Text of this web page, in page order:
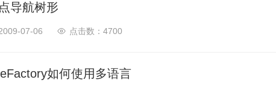
导航树形
07-06 4700
如何使用多语言